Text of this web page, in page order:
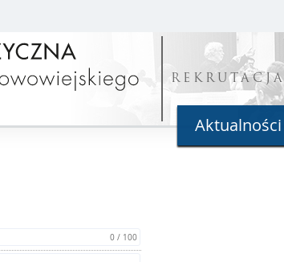
REKRUTACJA
Aktualności
0 / 100